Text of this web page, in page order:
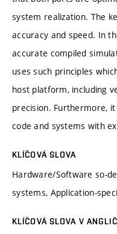
system realization. The
accuracy and speed. In
accurate compiled
uses such principles
host platform, including
precision. Furthermore,
code and systems with
KLÍČOVÁ SLOVA
Hardware/Software so-
systems, Application-
KLÍČOVÁ SLOVA V